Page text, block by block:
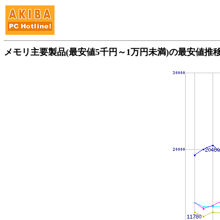
メモリ主要製品(最安値5千円～1万円未満)の最安値推